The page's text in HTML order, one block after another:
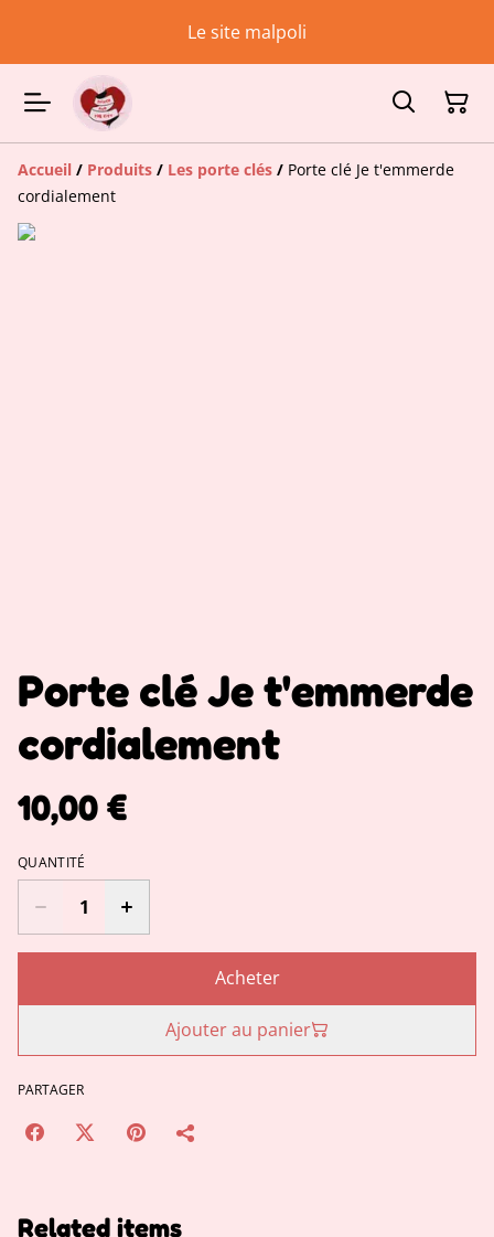
Le site malpoli
Accueil / Produits / Les porte clés / Porte clé Je t'emmerde
cordialement
Porte clé Je t'emmerde
cordialement
10,00 €
QUANTITÉ
Acheter
Ajouter au panier
PARTAGER
Related items